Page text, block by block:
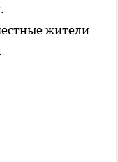
жители